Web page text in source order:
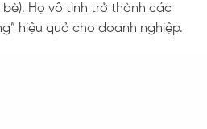
Họ vô tình trở thành các
hiệu quả cho doanh nghiệp.